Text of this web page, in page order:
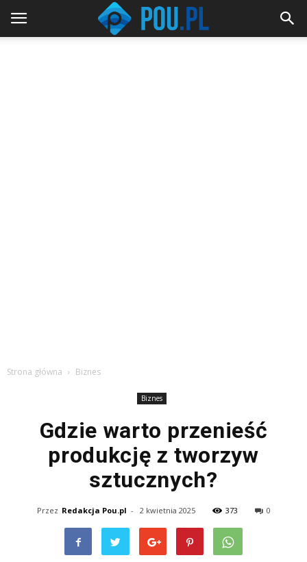
Strona główna Biznes
Biznes
Gdzie warto przenieść
produkcję z tworzyw
sztucznych?
Przez Redakcja Pou.pl - 2 kwietnia 2025 373 0